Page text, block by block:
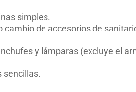
simples.
de accesorios de
y lámparas (excluye el
sencillas.